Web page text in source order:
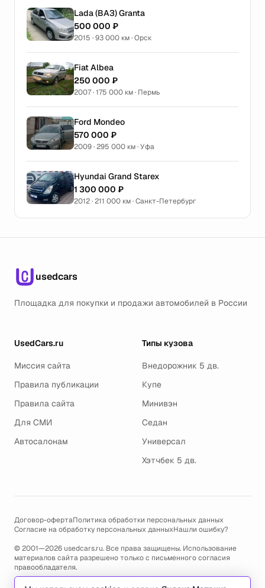
Lada (ВАЗ) Granta
500 000 ₽
2015 · 93 000 км · Орск
Fiat Albea
250 000 ₽
2007 · 175 000 км · Пермь
Ford Mondeo
570 000 ₽
2009 · 295 000 км · Уфа
Hyundai Grand Starex
1 300 000 ₽
2012 · 211 000 км · Санкт-Петербург
usedcars
Площадка для покупки и продажи автомобилей в России
UsedCars.ru
Миссия сайта
Правила публикации
Правила сайта
Для СМИ
Автосалонам
Типы кузова
Внедорожник 5 дв.
Купе
Минивэн
Седан
Универсал
Хэтчбек 5 дв.
Договор-офертаПолитика обработки персональных данных
Согласие на обработку персональных данныхНашли ошибку?
© 2001—2026 usedcars.ru. Все права защищены. Использование
материалов сайта разрешено только с письменного согласия
правообладателя.
Пользуясь сайтом, вы соглашаетесь с использованием cookies и